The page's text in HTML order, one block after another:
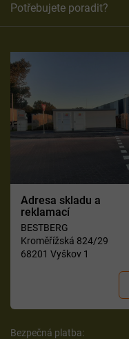
Potřebujete poradit?
Adresa skladu a
reklamací
BESTBERG
Kroměřížská 824/29
68201 Vyškov 1
Bezpečná platba: